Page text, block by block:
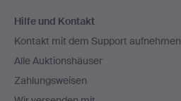
Navigation
Hilfe und Kontakt
Kontakt mit dem Support aufnehmen
Alle Auktionshäuser
Zahlungsweisen